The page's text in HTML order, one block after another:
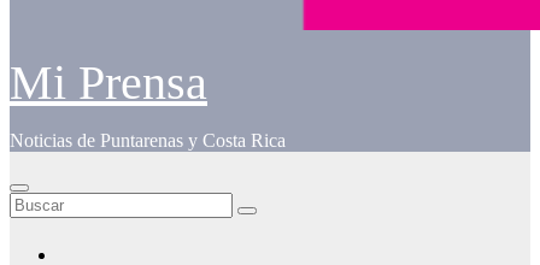
Mi Prensa
Noticias de Puntarenas y Costa Rica